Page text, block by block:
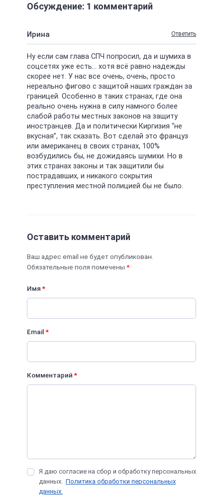
Обсуждение: 1 комментарий
Ирина Ответить
Ну если сам глава СПЧ попросил, да и шумиха в
соцсетях уже есть… хотя всё равно надежды
скорее нет. У нас все очень, очень, просто
нереально фигово с защитой наших граждан за
границей. Особенно в таких странах, где она
реально очень нужна в силу намного более
слабой работы местных законов на защиту
иностранцев. Да и политически Киргизия “не
вкусная”, так сказать. Вот сделай это француз
или американец в своих странах, 100%
возбудились бы, не дожидаясь шумихи. Но в
этих странах законы и так защитили бы
пострадавших, и никакого сокрытия
преступления местной полицией бы не было.
Оставить комментарий
Ваш адрес email не будет опубликован.
Обязательные поля помечены *
Имя*
Email*
Комментарий*
Я даю согласие на сбор и обработку персональных
данных. Политика обработки персональных
данных.